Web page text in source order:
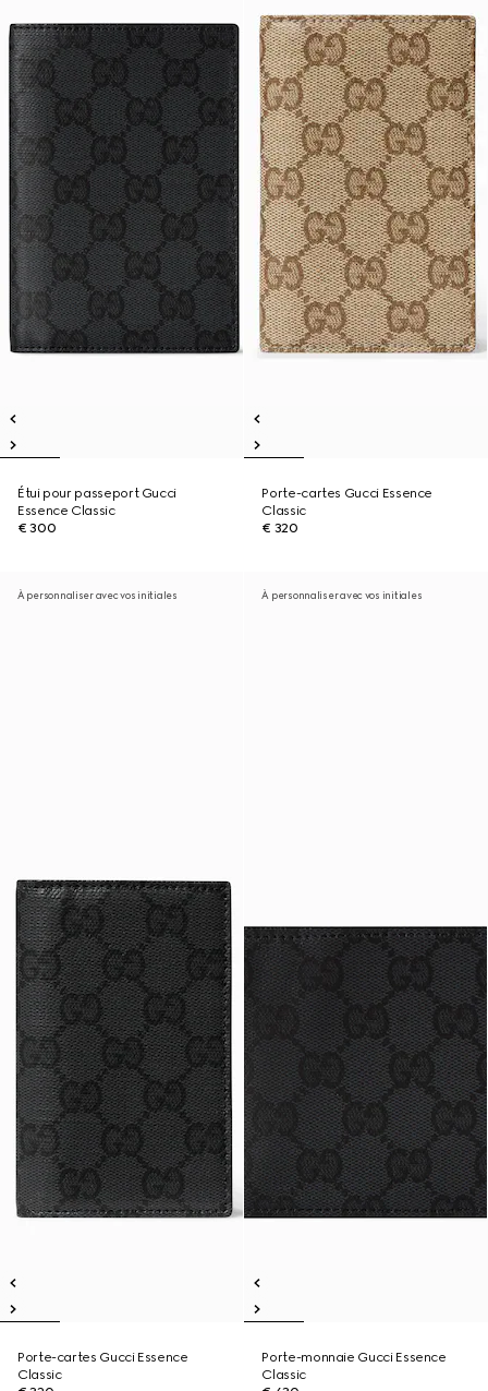
Étui pour passeport Gucci
Essence Classic
€ 300
Porte-cartes Gucci Essence
Classic
€ 320
À personnaliser avec vos initiales
Porte-cartes Gucci Essence
Classic
À personnaliser avec vos initiales
Porte-monnaie Gucci Essence
Classic